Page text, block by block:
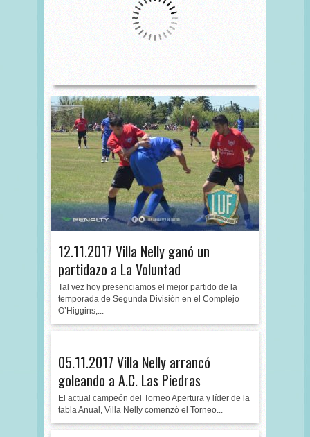
12.11.2017 Villa Nelly ganó un
partidazo a La Voluntad
Tal vez hoy presenciamos el mejor partido de la
temporada de Segunda División en el Complejo
O’Higgins,...
05.11.2017 Villa Nelly arrancó
goleando a A.C. Las Piedras
El actual campeón del Torneo Apertura y líder de la
tabla Anual, Villa Nelly comenzó el Torneo...